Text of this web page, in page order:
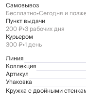
Самовывоз
Бесплатно•Сегодня и
Пункт выдачи
200 ₽•3 рабочих дня
Курьером
300 ₽•1 день
Линия
Коллекция
Артикул
Упаковка
Кружка с двойными